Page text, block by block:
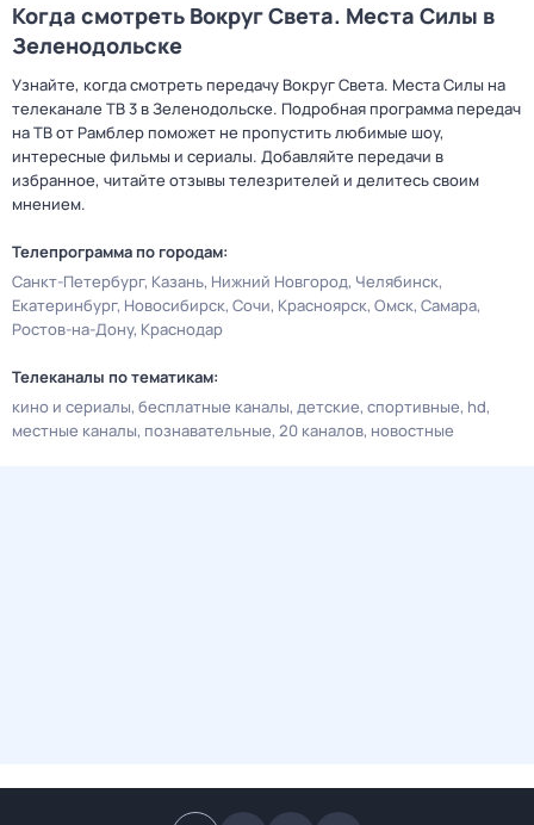
Когда смотреть Вокруг Света. Места Силы в
Зеленодольске
Узнайте, когда смотреть передачу Вокруг Света. Места Силы на
телеканале ТВ 3 в Зеленодольске. Подробная программа передач
на ТВ от Рамблер поможет не пропустить любимые шоу,
интересные фильмы и сериалы. Добавляйте передачи в
избранное, читайте отзывы телезрителей и делитесь своим
мнением.
Телепрограмма по городам:
Санкт-Петербург Казань Нижний Новгород Челябинск
Екатеринбург Новосибирск Сочи Красноярск Омск Самара
Ростов-на-Дону Краснодар
Телеканалы по тематикам:
кино и сериалы бесплатные каналы детские спортивные hd
местные каналы познавательные 20 каналов новостные